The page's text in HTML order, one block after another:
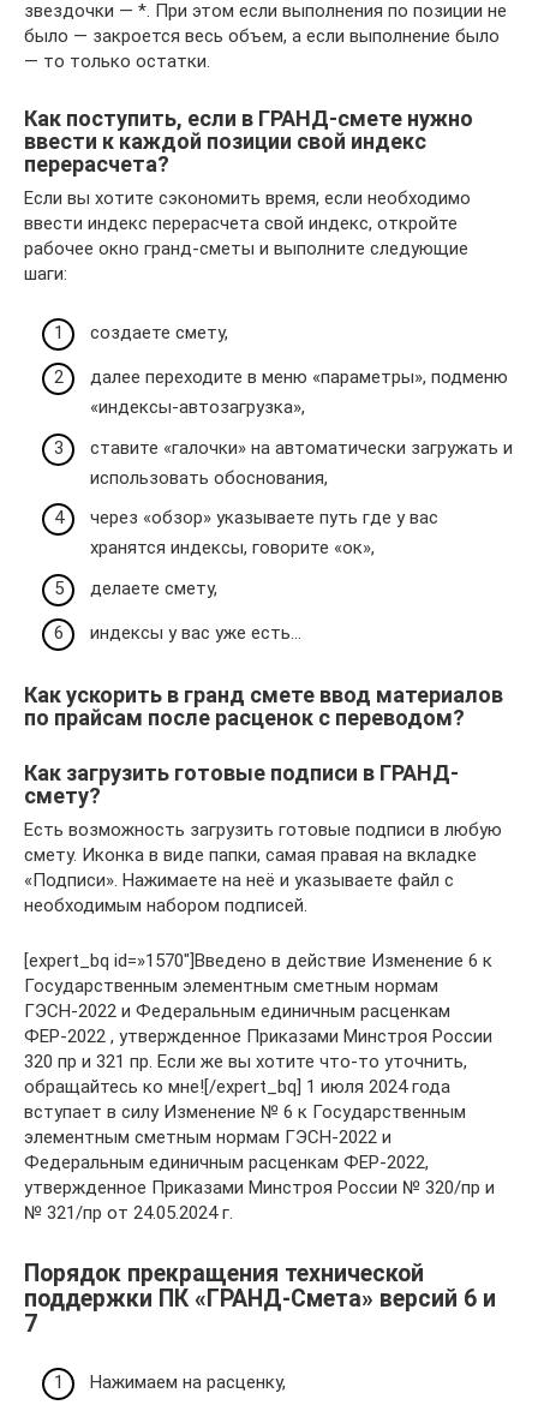
звездочки — *. При этом если выполнения по позиции не
было — закроется весь объем, а если выполнение было
— то только остатки.
Как поступить, если в ГРАНД-смете нужно
ввести к каждой позиции свой индекс
перерасчета?
Если вы хотите сэкономить время, если необходимо
ввести индекс перерасчета свой индекс, откройте
рабочее окно гранд-сметы и выполните следующие
шаги:
создаете смету,
далее переходите в меню «параметры», подменю
«индексы-автозагрузка»,
ставите «галочки» на автоматически загружать и
использовать обоснования,
через «обзор» указываете путь где у вас
хранятся индексы, говорите «ок»,
делаете смету,
индексы у вас уже есть…
Как ускорить в гранд смете ввод материалов
по прайсам после расценок с переводом?
Как загрузить готовые подписи в ГРАНД-
смету?
Есть возможность загрузить готовые подписи в любую
смету. Иконка в виде папки, самая правая на вкладке
«Подписи». Нажимаете на неё и указываете файл с
необходимым набором подписей.
[expert_bq id=»1570″]Введено в действие Изменение 6 к
Государственным элементным сметным нормам
ГЭСН-2022 и Федеральным единичным расценкам
ФЕР-2022 , утвержденное Приказами Минстроя России
320 пр и 321 пр. Если же вы хотите что-то уточнить,
обращайтесь ко мне![/expert_bq] 1 июля 2024 года
вступает в силу Изменение № 6 к Государственным
элементным сметным нормам ГЭСН-2022 и
Федеральным единичным расценкам ФЕР-2022,
утвержденное Приказами Минстроя России № 320/пр и
№ 321/пр от 24.05.2024 г.
Порядок прекращения технической
поддержки ПК «ГРАНД-Смета» версий 6 и
7
Нажимаем на расценку,